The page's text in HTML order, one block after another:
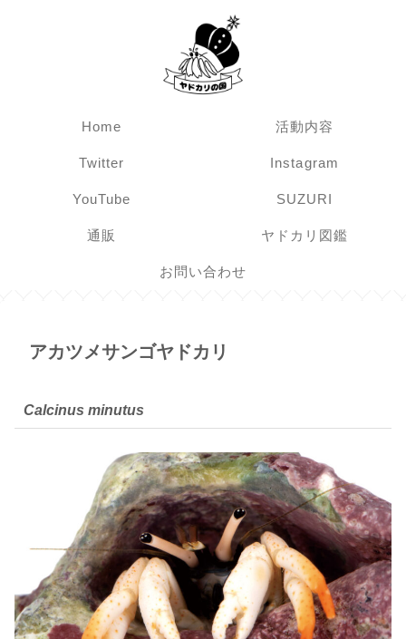
Home 活動内容
Twitter Instagram
YouTube SUZURI
通販 ヤドカリ図鑑
お問い合わせ
アカツメサンゴヤドカリ
Calcinus minutus